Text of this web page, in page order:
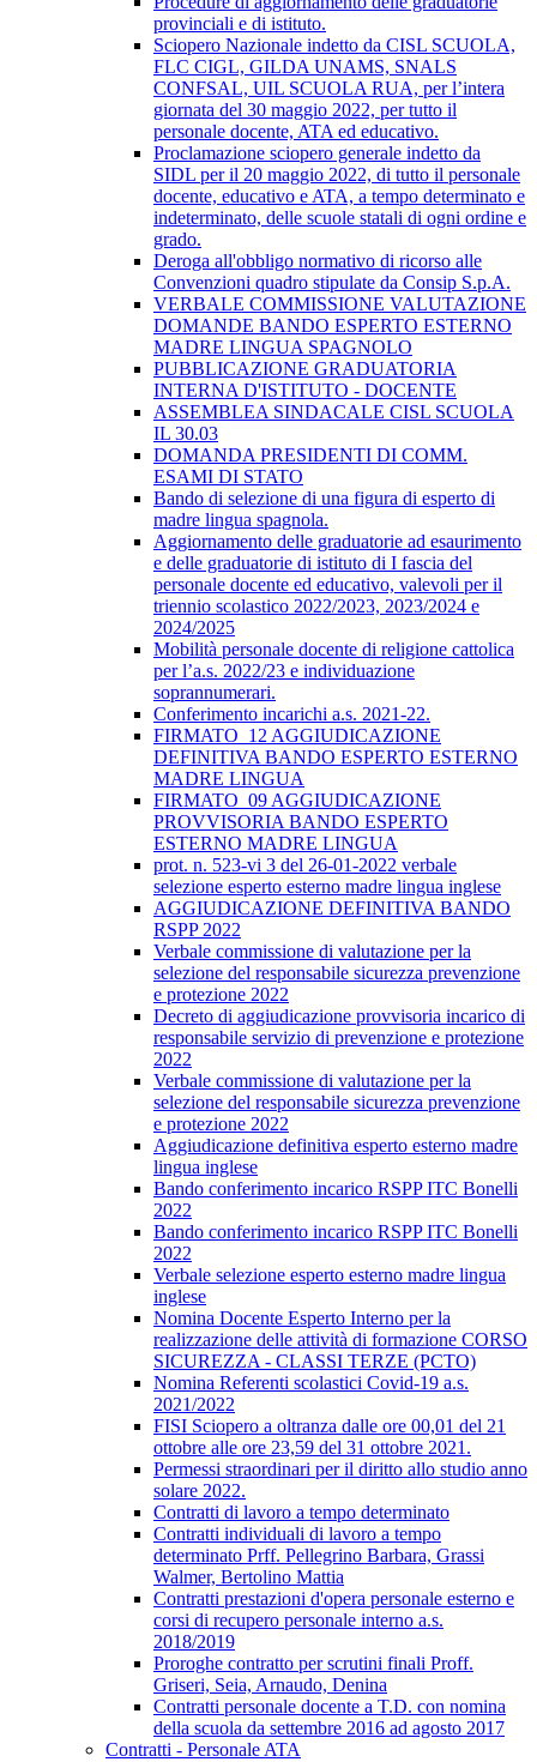
provinciali e di istituto.
Sciopero Nazionale indetto da CISL SCUOLA,
FLC CIGL, GILDA UNAMS, SNALS
CONFSAL, UIL SCUOLA RUA, per l’intera
giornata del 30 maggio 2022, per tutto il
personale docente, ATA ed educativo.
Proclamazione sciopero generale indetto da
SIDL per il 20 maggio 2022, di tutto il personale
docente, educativo e ATA, a tempo determinato e
indeterminato, delle scuole statali di ogni ordine e
grado.
Deroga all'obbligo normativo di ricorso alle
Convenzioni quadro stipulate da Consip S.p.A.
VERBALE COMMISSIONE VALUTAZIONE
DOMANDE BANDO ESPERTO ESTERNO
MADRE LINGUA SPAGNOLO
PUBBLICAZIONE GRADUATORIA
INTERNA D'ISTITUTO - DOCENTE
ASSEMBLEA SINDACALE CISL SCUOLA
IL 30.03
DOMANDA PRESIDENTI DI COMM.
ESAMI DI STATO
Bando di selezione di una figura di esperto di
madre lingua spagnola.
Aggiornamento delle graduatorie ad esaurimento
e delle graduatorie di istituto di I fascia del
personale docente ed educativo, valevoli per il
triennio scolastico 2022/2023, 2023/2024 e
2024/2025
Mobilità personale docente di religione cattolica
per l’a.s. 2022/23 e individuazione
soprannumerari.
Conferimento incarichi a.s. 2021-22.
FIRMATO_12 AGGIUDICAZIONE
DEFINITIVA BANDO ESPERTO ESTERNO
MADRE LINGUA
FIRMATO_09 AGGIUDICAZIONE
PROVVISORIA BANDO ESPERTO
ESTERNO MADRE LINGUA
prot. n. 523-vi 3 del 26-01-2022 verbale
selezione esperto esterno madre lingua inglese
AGGIUDICAZIONE DEFINITIVA BANDO
RSPP 2022
Verbale commissione di valutazione per la
selezione del responsabile sicurezza prevenzione
e protezione 2022
Decreto di aggiudicazione provvisoria incarico di
responsabile servizio di prevenzione e protezione
2022
Verbale commissione di valutazione per la
selezione del responsabile sicurezza prevenzione
e protezione 2022
Aggiudicazione definitiva esperto esterno madre
lingua inglese
Bando conferimento incarico RSPP ITC Bonelli
2022
Bando conferimento incarico RSPP ITC Bonelli
2022
Verbale selezione esperto esterno madre lingua
inglese
Nomina Docente Esperto Interno per la
realizzazione delle attività di formazione CORSO
SICUREZZA - CLASSI TERZE (PCTO)
Nomina Referenti scolastici Covid-19 a.s.
2021/2022
FISI Sciopero a oltranza dalle ore 00,01 del 21
ottobre alle ore 23,59 del 31 ottobre 2021.
Permessi straordinari per il diritto allo studio anno
solare 2022.
Contratti di lavoro a tempo determinato
Contratti individuali di lavoro a tempo
determinato Prff. Pellegrino Barbara, Grassi
Walmer, Bertolino Mattia
Contratti prestazioni d'opera personale esterno e
corsi di recupero personale interno a.s.
2018/2019
Proroghe contratto per scrutini finali Proff.
Griseri, Seia, Arnaudo, Denina
Contratti personale docente a T.D. con nomina
della scuola da settembre 2016 ad agosto 2017
Contratti - Personale ATA